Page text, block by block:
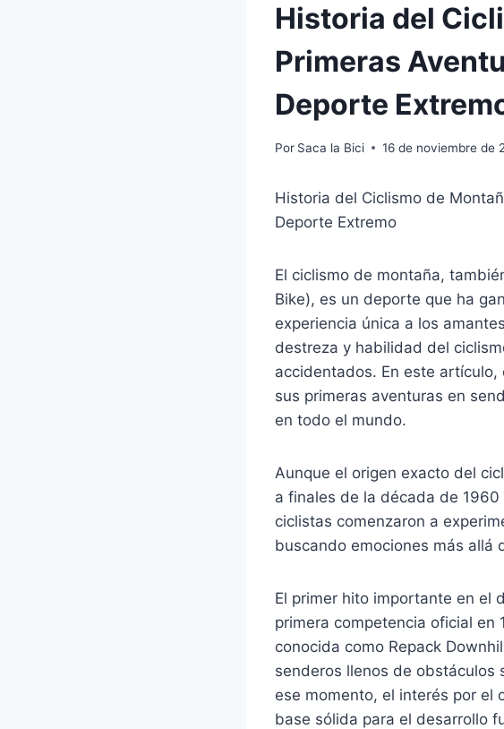
Historia del
Primeras
Deporte
Por Saca la Bici 16 de noviembre de
Historia del Ciclismo de
Deporte Extremo
El ciclismo de montaña,
Bike), es un deporte que ha
experiencia única a los
destreza y habilidad del
accidentados. En este
sus primeras aventuras en
en todo el mundo.
Aunque el origen exacto del
a finales de la década de
ciclistas comenzaron a
buscando emociones más allá
El primer hito importante en el
primera competencia oficial en
conocida como Repack
senderos llenos de
ese momento, el interés por el
base sólida para el desarrollo